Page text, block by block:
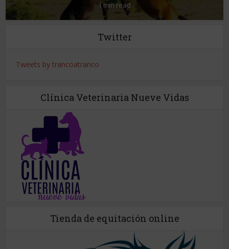
1 min read
Twitter
Tweets by trancoatranco
Clínica Veterinaria Nueve Vidas
Tienda de equitación online